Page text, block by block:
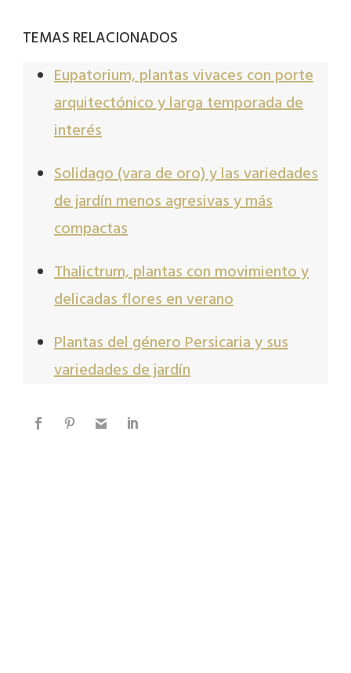
TEMAS RELACIONADOS
Eupatorium, plantas vivaces con porte
arquitectónico y larga temporada de
interés
Solidago (vara de oro) y las variedades
de jardín menos agresivas y más
compactas
Thalictrum, plantas con movimiento y
delicadas flores en verano
Plantas del género Persicaria y sus
variedades de jardín